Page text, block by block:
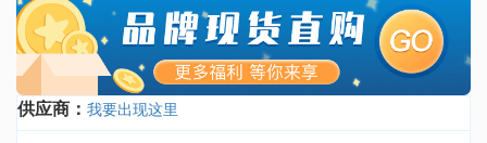
供应商： 我要出现这里